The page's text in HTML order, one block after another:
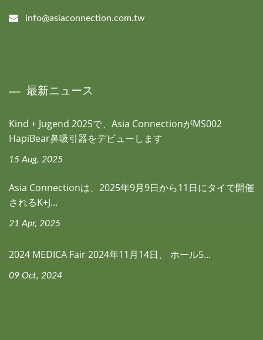
info@asiaconnection.com.tw
最新ニュース
Kind + Jugend 2025で、Asia ConnectionがMS002
HapiBear鼻吸引器をデビューします
15 Aug, 2025
Asia Connectionは、2025年9月9日から11日にタイで開催
されるK+J...
21 Apr, 2025
2024 MEDICA Fair 2024年11月14日、 ホール5...
09 Oct, 2024